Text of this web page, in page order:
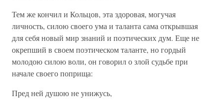
Тем же кончил и Кольцов, эта здоровая, могучая
личность, силою своего ума и таланта сама открывшая
для себя новый мир знаний и поэтических дум. Еще не
окрепший в своем поэтическом таланте, но гордый
молодою силою воли, он говорил о злой судьбе при
начале своего поприща:
Пред ней душою не унижусь,